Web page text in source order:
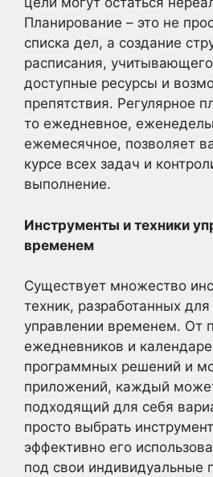
Планирование – это не
списка дел, а создание
расписания,
доступные ресурсы и
препятствия. Регулярное
то ежедневное,
ежемесячное, позволяет
курсе всех задач и
выполнение.
Инструменты и техники
временем
Существует множество
техник, разработанных
управлении временем. От
ежедневников и
программных решений и
приложений, каждый
подходящий для себя
просто выбрать
эффективно его
под свои индивидуальные